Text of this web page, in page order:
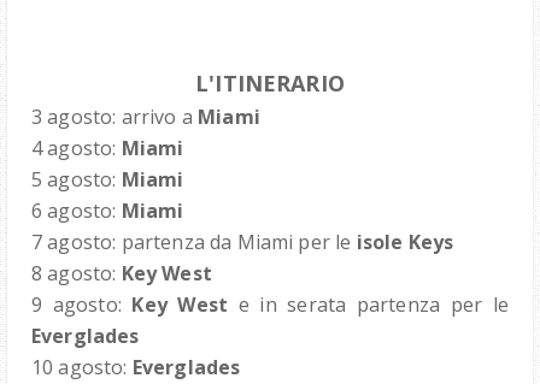
L'ITINERARIO
3 agosto: arrivo a Miami
4 agosto: Miami
5 agosto: Miami
6 agosto: Miami
7 agosto: partenza da Miami per le isole Keys
8 agosto: Key West
9 agosto: Key West e in serata partenza per le
Everglades
10 agosto: Everglades